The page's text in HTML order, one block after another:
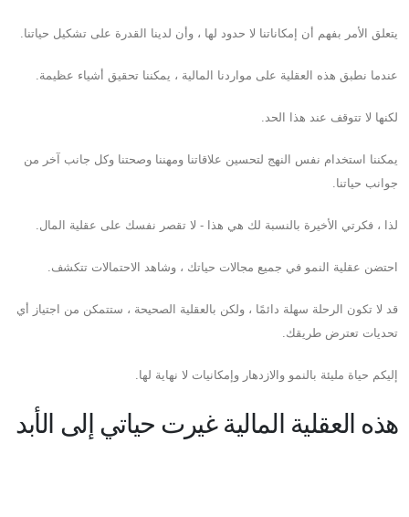
يتعلق الأمر بفهم أن إمكاناتنا لا حدود لها ، وأن لدينا القدرة على تشكيل حياتنا.
عندما نطبق هذه العقلية على مواردنا المالية ، يمكننا تحقيق أشياء عظيمة.
لكنها لا تتوقف عند هذا الحد.
يمكننا استخدام نفس النهج لتحسين علاقاتنا ومهننا وصحتنا وكل جانب آخر من
جوانب حياتنا.
لذا ، فكرتي الأخيرة بالنسبة لك هي هذا - لا تقصر نفسك على عقلية المال.
احتضن عقلية النمو في جميع مجالات حياتك ، وشاهد الاحتمالات تتكشف.
قد لا تكون الرحلة سهلة دائمًا ، ولكن بالعقلية الصحيحة ، ستتمكن من اجتياز أي
تحديات تعترض طريقك.
إليكم حياة مليئة بالنمو والازدهار وإمكانيات لا نهاية لها.
هذه العقلية المالية غيرت حياتي إلى الأبد